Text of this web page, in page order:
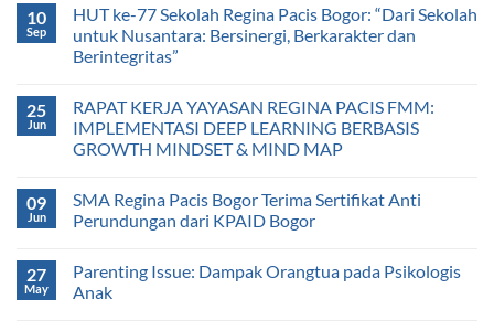
10
Sep
HUT ke-77 Sekolah Regina Pacis Bogor: “Dari Sekolah
untuk Nusantara: Bersinergi, Berkarakter dan
Berintegritas”
25
Jun
RAPAT KERJA YAYASAN REGINA PACIS FMM:
IMPLEMENTASI DEEP LEARNING BERBASIS
GROWTH MINDSET & MIND MAP
09
Jun
SMA Regina Pacis Bogor Terima Sertifikat Anti
Perundungan dari KPAID Bogor
27
May
Parenting Issue: Dampak Orangtua pada Psikologis
Anak